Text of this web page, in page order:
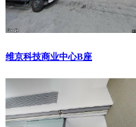
维京科技商业中心B座